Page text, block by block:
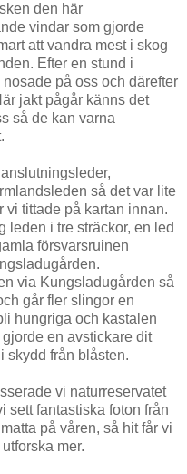
den här
vindar som gjorde
att vandra mest i skog
Efter en stund i
på oss och därefter
jakt pågår känns det
så de kan varna
så det var lite
vi tittade på kartan innan.
leden i tre sträckor, en led
försvarsruinen
via Kungsladugården så
går fler slingor en
hungriga och kastalen
en avstickare dit
skydd från blåsten.
vi naturreservatet
sett fantastiska foton från
på våren, så hit får vi
mer.